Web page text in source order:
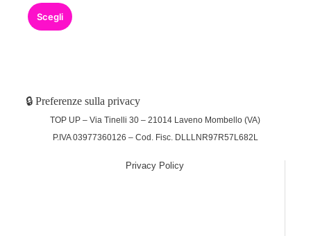
Scegli
🔒 Preferenze sulla privacy
TOP UP – Via Tinelli 30 – 21014 Laveno Mombello (VA)
P.IVA 03977360126 – Cod. Fisc. DLLLNR97R57L682L
Privacy Policy